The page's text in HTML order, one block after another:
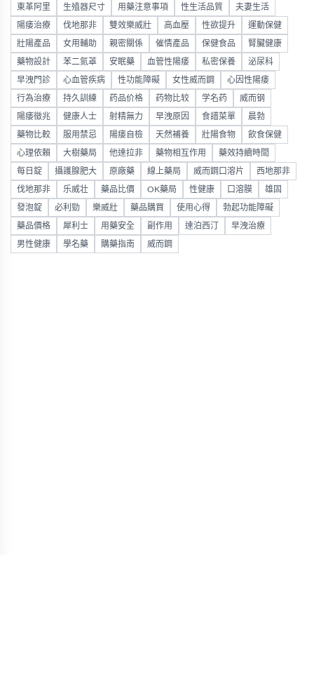
東革阿里 生殖器尺寸 用藥注意事項 性生活品質 夫妻生活
陽痿治療 伐地那非 雙效樂威壯 高血壓 性欲提升 運動保健
壯陽產品 女用輔助 親密關係 催情產品 保健食品 腎臟健康
藥物設計 苯二氮䓬 安眠藥 血管性陽痿 私密保養 泌尿科
早洩門診 心血管疾病 性功能障礙 女性威而鋼 心因性陽痿
行為治療 持久訓練 药品价格 药物比较 学名药 威而钢
陽痿徵兆 健康人士 射精無力 早洩原因 食譜菜單 晨勃
藥物比較 服用禁忌 陽痿自檢 天然補養 壯陽食物 飲食保健
心理依賴 大樹藥局 他達拉非 藥物相互作用 藥效持續時間
每日錠 攝護腺肥大 原廠藥 線上藥局 威而鋼口溶片 西地那非
伐地那非 乐威壮 藥品比價 OK藥局 性健康 口溶膜 雄固
發泡錠 必利勁 樂威壯 藥品購買 使用心得 勃起功能障礙
藥品價格 犀利士 用藥安全 副作用 達泊西汀 早洩治療
男性健康 學名藥 購藥指南 威而鋼